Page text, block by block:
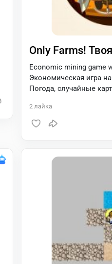
Only Farms!
Economic mining game
Экономическая игра
Погода, случайные
2лайка